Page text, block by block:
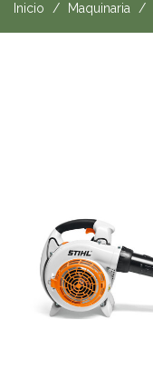
Inicio Maquinaria